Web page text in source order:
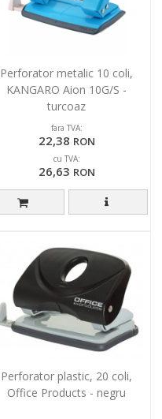
Perforator metalic 10 coli,
KANGARO Aion 10G/S -
turcoaz
fara TVA:
22,38 RON
cu TVA:
26,63 RON
Perforator plastic, 20 coli,
Office Products - negru